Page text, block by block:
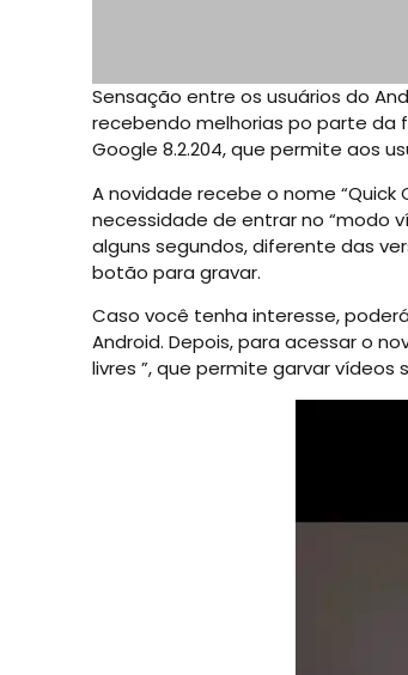
Sensação entre os usuários do
recebendo melhorias po parte da
Google 8.2.204, que permite aos
A novidade recebe o nome
necessidade de entrar no “modo
alguns segundos, diferente das
botão para gravar.
Caso você tenha interesse,
Android. Depois, para acessar o
livres ”, que permite garvar